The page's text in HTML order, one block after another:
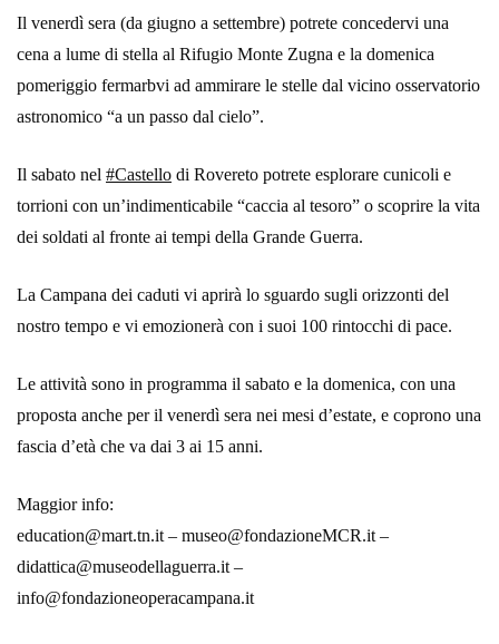
Il venerdì sera (da giugno a settembre) potrete concedervi una
cena a lume di stella al Rifugio Monte Zugna e la domenica
pomeriggio fermarbvi ad ammirare le stelle dal vicino osservatorio
astronomico “a un passo dal cielo”.
Il sabato nel #Castello di Rovereto potrete esplorare cunicoli e
torrioni con un’indimenticabile “caccia al tesoro” o scoprire la vita
dei soldati al fronte ai tempi della Grande Guerra.
La Campana dei caduti vi aprirà lo sguardo sugli orizzonti del
nostro tempo e vi emozionerà con i suoi 100 rintocchi di pace.
Le attività sono in programma il sabato e la domenica, con una
proposta anche per il venerdì sera nei mesi d’estate, e coprono una
fascia d’età che va dai 3 ai 15 anni.
Maggior info:
education@mart.tn.it – museo@fondazioneMCR.it –
didattica@museodellaguerra.it –
info@fondazioneoperacampana.it